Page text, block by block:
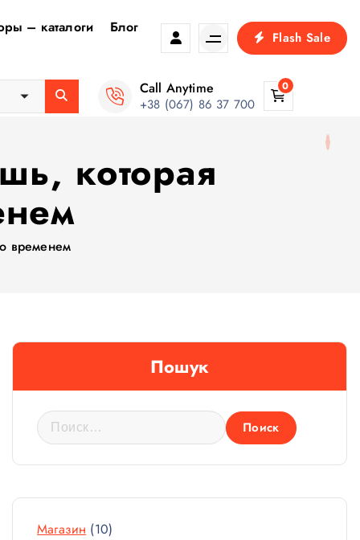
– каталоги
Блог
Flash Sale
Call Anytime
+38 (067) 86 37 700
0
которая
временем
Пошук
Н
а
й
:
Магазин 101